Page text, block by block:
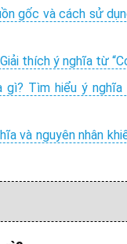
gốc và cách sử
thích ý nghĩa từ
gì? Tìm hiểu ý
và nguyên nhân